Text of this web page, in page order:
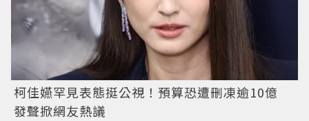
柯佳嬿罕見表態挺公視！預算恐遭刪凍逾10億
發聲掀網友熱議